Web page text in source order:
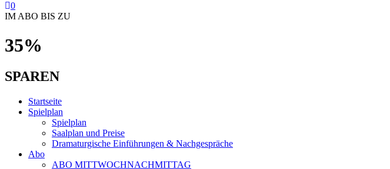
0
IM ABO BIS ZU
35%
SPAREN
Startseite
Spielplan
Spielplan
Saalplan und Preise
Dramaturgische Einführungen & Nachgespräche
Abo
ABO MITTWOCHNACHMITTAG